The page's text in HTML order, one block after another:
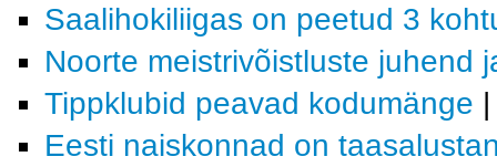
Saalihokiliigas on peetud 3
Noorte meistrivõistluste juhend
Tippklubid peavad kodumänge
Eesti naiskonnad on